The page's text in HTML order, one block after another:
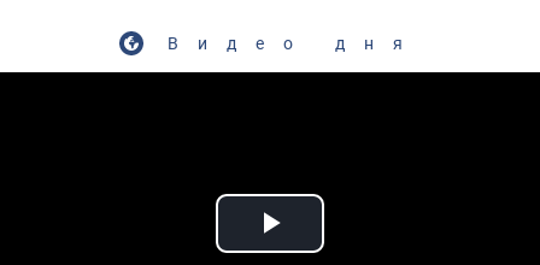
Видео дня
Play Video